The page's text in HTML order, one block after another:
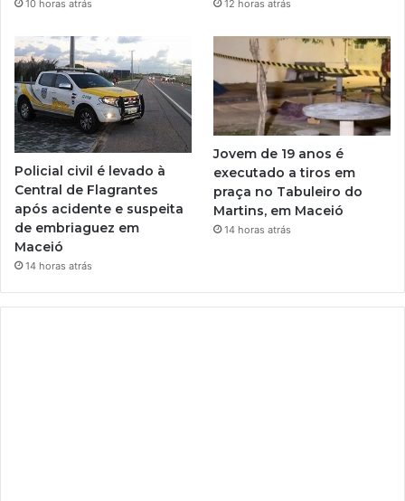
10 horas atrás 12 horas atrás
Policial civil é levado à
Central de Flagrantes
após acidente e suspeita
de embriaguez em
Maceió
14 horas atrás
Jovem de 19 anos é
executado a tiros em
praça no Tabuleiro do
Martins, em Maceió
14 horas atrás